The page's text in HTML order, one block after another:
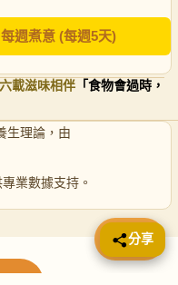
每週煮意 (每週5天)
載滋味相伴 「食物會過時，
生理論，由
業數據支持。
📤 分享
分享